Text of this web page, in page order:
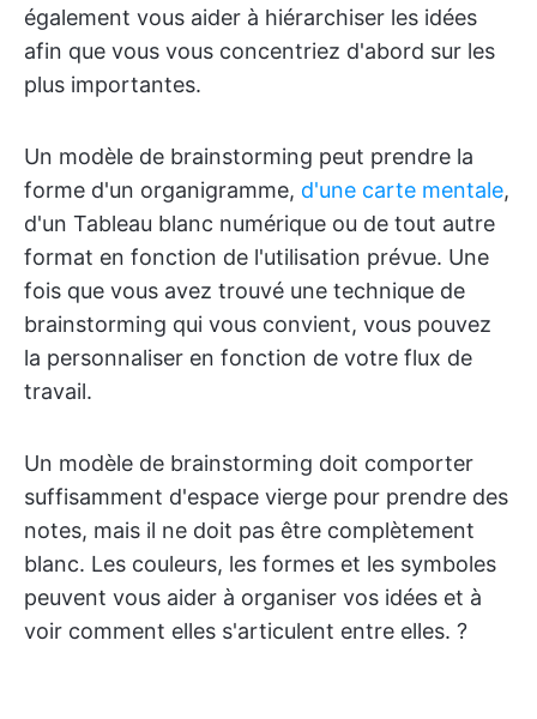
également vous aider à hiérarchiser les idées
afin que vous vous concentriez d'abord sur les
plus importantes.
Un modèle de brainstorming peut prendre la
forme d'un organigramme, d'une carte mentale,
d'un Tableau blanc numérique ou de tout autre
format en fonction de l'utilisation prévue. Une
fois que vous avez trouvé une technique de
brainstorming qui vous convient, vous pouvez
la personnaliser en fonction de votre flux de
travail.
Un modèle de brainstorming doit comporter
suffisamment d'espace vierge pour prendre des
notes, mais il ne doit pas être complètement
blanc. Les couleurs, les formes et les symboles
peuvent vous aider à organiser vos idées et à
voir comment elles s'articulent entre elles. ?️